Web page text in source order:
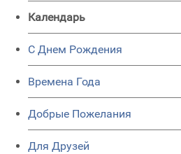
Календарь
C Днем Рождения
Времена Года
Добрые Пожелания
Для Друзей